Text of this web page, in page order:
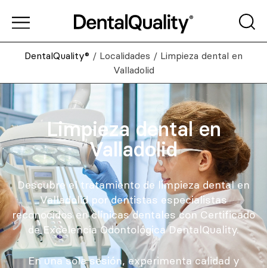
DentalQuality® / Localidades / Limpieza dental en
Valladolid
Limpieza dental en
Valladolid
Descubre el tratamiento de limpieza dental en
Valladolid por dentistas especialistas
reconocidos en clínicas dentales con Certificado
de Excelencia Odontológica DentalQuality.
En una sola sesión, experimenta calidad y